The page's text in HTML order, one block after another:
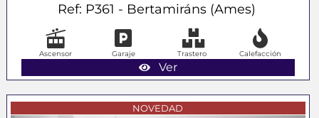
Ref: P361 - Bertamiráns (Ames)
Ver
Ascensor Garaje Trastero Calefacción
NOVEDAD